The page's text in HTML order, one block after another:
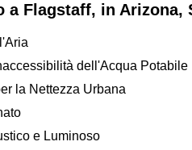
a Flagstaff, in Arizona,
dell'Acqua Potabile
la Nettezza Urbana
e Luminoso